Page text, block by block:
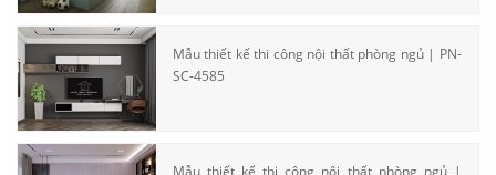
Mẫu thiết kế thi công nội thất phòng ngủ | PN-
SC-4585
Mẫu thiết kế thi công nội thất phòng ngủ |